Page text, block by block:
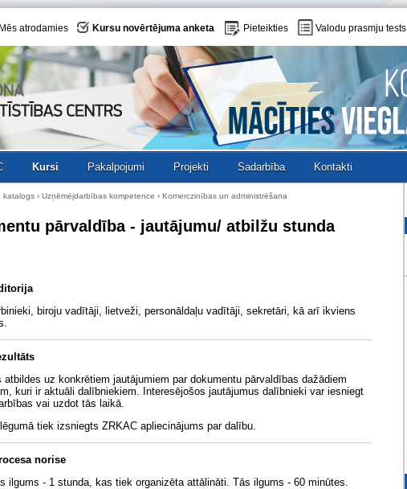
Mēs atrodamies Kursu novērtējuma anketa Pieteikties Valodu prasmju tests
Kursi Pakalpojumi Projekti Sadarbība Kontakti
katalogs › Uzņēmējdarbības kompetence › Komerczinības un administrēšana
pārvaldība - jautājumu/ atbilžu stunda
biroju vadītāji, lietveži, personāldaļu vadītāji, sekretāri, kā arī ikviens
atbildes uz konkrētiem jautājumiem par dokumentu pārvaldības dažādiem
kuri ir aktuāli dalībniekiem. Interesējošos jautājumus dalībnieki var iesniegt
vai uzdot tās laikā.
tiek izsniegts ZRKAC apliecinājums par dalību.
norise
ilgums - 1 stunda, kas tiek organizēta attālināti. Tās ilgums - 60 minūtes.